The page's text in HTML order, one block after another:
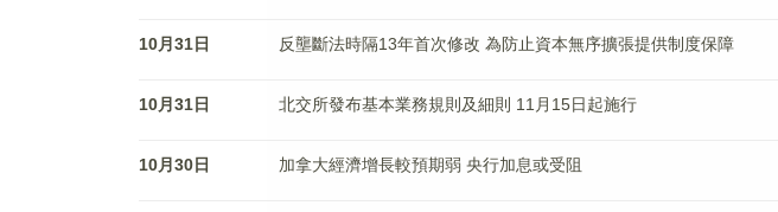
10月31日 反壟斷法時隔13年首次修改 為防止資本無序擴張提供制度保障
10月31日 北交所發布基本業務規則及細則 11月15日起施行
10月30日 加拿大經濟增長較預期弱 央行加息或受阻